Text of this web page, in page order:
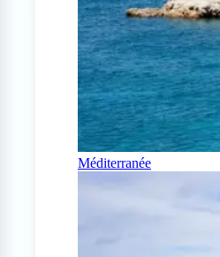
Méditerranée